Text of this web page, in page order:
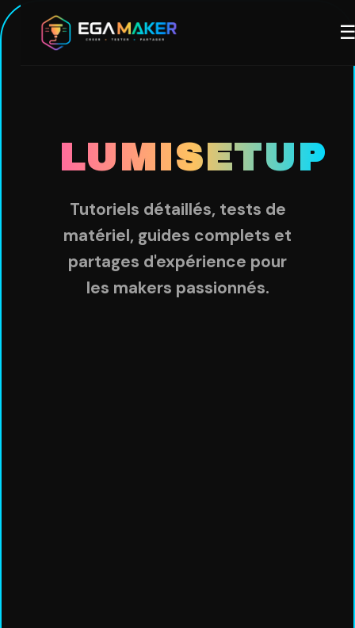
Aller
LUMISETUP
Tutoriels détaillés, tests de
matériel, guides complets et
partages d'expérience pour
les makers passionnés.